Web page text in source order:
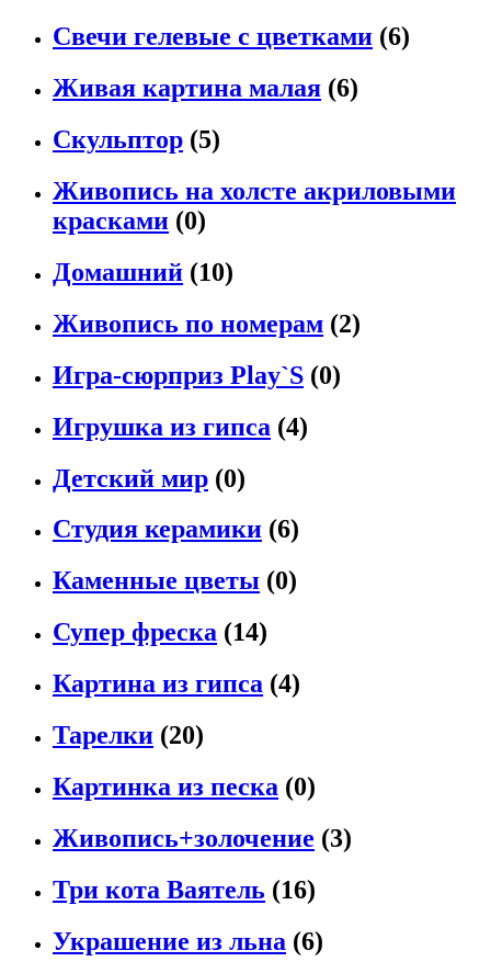
Свечи гелевые с цветками (6)
Живая картина малая (6)
Скульптор (5)
Живопись на холсте акриловыми
красками (0)
Домашний (10)
Живопись по номерам (2)
Игра-сюрприз Рlay`S (0)
Игрушка из гипса (4)
Детский мир (0)
Студия керамики (6)
Каменные цветы (0)
Супер фреска (14)
Картина из гипса (4)
Тарелки (20)
Картинка из песка (0)
Живопись+золочение (3)
Три кота Ваятель (16)
Украшение из льна (6)